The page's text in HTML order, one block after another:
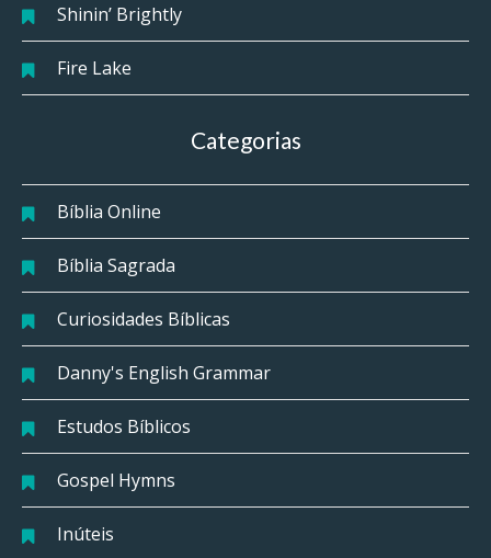
Shinin’ Brightly
Fire Lake
Categorias
Bíblia Online
Bíblia Sagrada
Curiosidades Bíblicas
Danny's English Grammar
Estudos Bíblicos
Gospel Hymns
Inúteis